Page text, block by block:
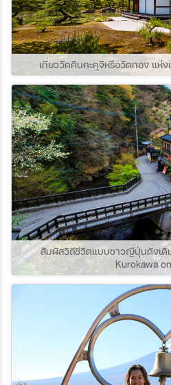
เที่ยววัดคินคะคุจิหรือวัดทอง แห่ง
สัมผัสวิถีชีวิตแบบชาวญี่ปุ่นดั่งเดิม
Kurokawa